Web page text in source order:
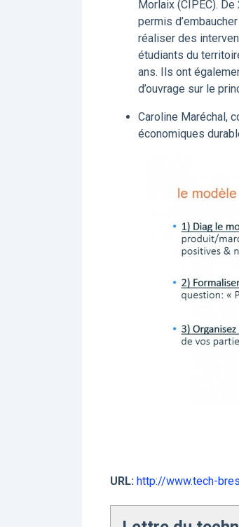
Morlaix (CIPEC).
permis
réaliser des
étudiants du
ans. Ils ont
d’ouvrage sur le
Caroline Maréchal,
économiques
URL: http://www.tech-